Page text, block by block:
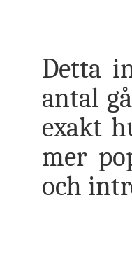
Detta
antal
exakt
mer
och